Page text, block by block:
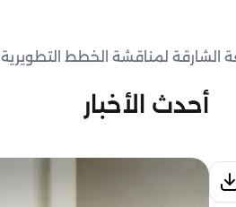
الشارقة لمناقشة الخطط التطويرية
أحدث الأخبار